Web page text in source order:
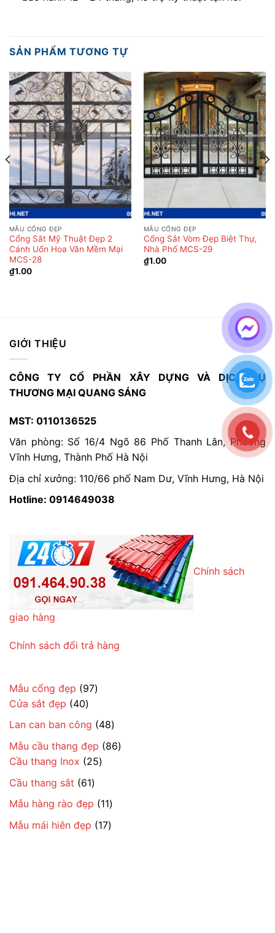
SẢN PHẨM TƯƠNG TỰ
MẪU CỔNG ĐẸP
Cổng Sắt Mỹ Thuật Đẹp 2
Cánh Uốn Hoa Văn Mềm Mại
MCS-28
₫1.00
MẪU CỔNG ĐẸP
Cổng Sắt Vòm Đẹp Biệt Thự,
Nhà Phố MCS-29
₫1.00
GIỚI THIỆU
CÔNG TY CỔ PHẦN XÂY DỰNG VÀ DỊCH VỤ
THƯƠNG MẠI QUANG SÁNG
MST: 0110136525
Văn phòng: Số 16/4 Ngõ 86 Phố Thanh Lân, Phường
Vĩnh Hưng, Thành Phố Hà Nội
Địa chỉ xưởng: 110/66 phố Nam Dư, Vĩnh Hưng, Hà Nội
Hotline: 0914649038
Chính sách
giao hàng
Chính sách đổi trả hàng
Mẫu cổng đẹp 9797
phẩm
Cửa sắt đẹp 4040
sản
phẩm
Lan can ban công 4848
sản
phẩm
Mẫu cầu thang đẹp 8686
Cầu thang Inox 2525
Cầu thang sắt 6161
sản
phẩm
Mẫu hàng rào đẹp 1111
sản
phẩm
Mẫu mái hiên đẹp 1717